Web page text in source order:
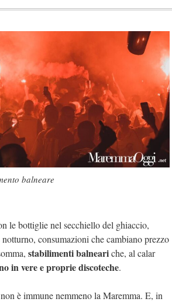
balneare
le bottiglie nel secchiello del ghiaccio,
consumazioni che cambiano prezzo
stabilimenti balneariche, al calar
in vere e proprie discoteche.
è immune nemmeno la Maremma. E, in